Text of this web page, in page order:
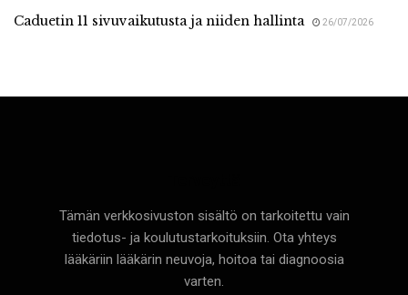
Caduetin 11 sivuvaikutusta ja niiden hallinta 26/07/2026
Tämän verkkosivuston sisältö on tarkoitettu vain
tiedotus- ja koulutustarkoituksiin. Ota yhteys
lääkäriin lääkärin neuvoja, hoitoa tai diagnoosia
varten.